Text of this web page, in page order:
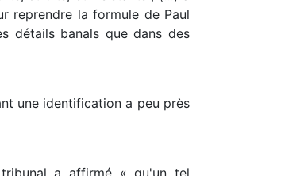
reprendre la formule de Paul
détails banals que dans des
une identification a peu près
a affirmé « qu'un tel